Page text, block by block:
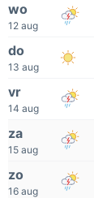
wo
12 aug
do
13 aug
vr
14 aug
za
15 aug
zo
16 aug